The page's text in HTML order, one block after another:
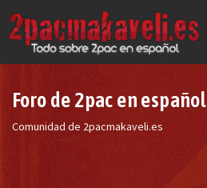
Foro de 2pac en español
Comunidad de 2pacmakaveli.es